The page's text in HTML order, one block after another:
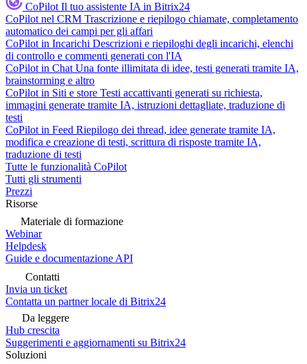
CoPilot Il tuo assistente IA in Bitrix24
CoPilot nel CRM Trascrizione e riepilogo chiamate, completamento
automatico dei campi per gli affari
CoPilot in Incarichi Descrizioni e riepiloghi degli incarichi, elenchi
di controllo e commenti generati con l'IA
CoPilot in Chat Una fonte illimitata di idee, testi generati tramite IA,
brainstorming e altro
CoPilot in Siti e store Testi accattivanti generati su richiesta,
immagini generate tramite IA, istruzioni dettagliate, traduzione di
testi
CoPilot in Feed Riepilogo dei thread, idee generate tramite IA,
modifica e creazione di testi, scrittura di risposte tramite IA,
traduzione di testi
Tutte le funzionalità CoPilot
Tutti gli strumenti
Prezzi
Risorse
Materiale di formazione
Webinar
Helpdesk
Guide e documentazione API
Contatti
Invia un ticket
Contatta un partner locale di Bitrix24
Da leggere
Hub crescita
Suggerimenti e aggiornamenti su Bitrix24
Soluzioni